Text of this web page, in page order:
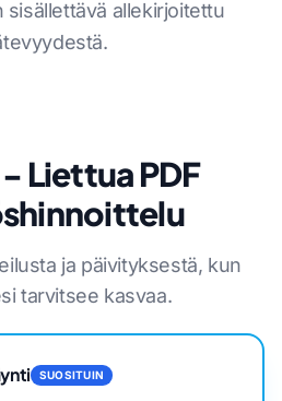
sisällettävä allekirjoitettu
Liettua PDF
ja päivityksestä, kun
tarvitsee kasvaa.
SUOSITUIN